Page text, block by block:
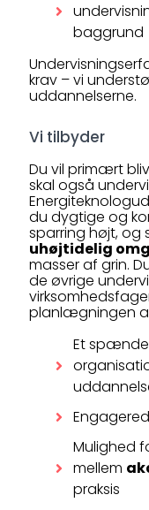
baggrund
krav – vi
uddannelserne.
Vi tilbyder
Du vil primært
skal også
du dygtige og
sparring højt, og
uhøjtidelig
masser af grin.
de øvrige
planlægningen
Et
Mulighed
mellem
praksis